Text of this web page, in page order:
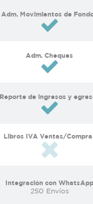
Adm. Movimientos de
Adm. Cheques
Reporte de ingresos y
Libros IVA Ventas/
Integración con WhatsApp
250 Envíos